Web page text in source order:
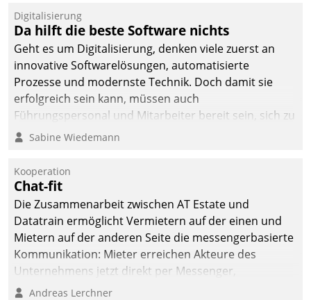
Digitalisierung
Da hilft die beste Software nichts
Geht es um Digitalisierung, denken viele zuerst an
innovative Softwarelösungen, automatisierte
Prozesse und modernste Technik. Doch damit sie
erfolgreich sein kann, müssen auch
Führungspersonal und Mitarbeiter bereit sein, sich zu
verändern und anzupassen, sonst werden sie an ihr
Sabine Wiedemann
Kooperation
Chat-fit
Die Zusammenarbeit zwischen AT Estate und
Datatrain ermöglicht Vermietern auf der einen und
Mietern auf der anderen Seite die messengerbasierte
Kommunikation: Mieter erreichen Akteure des
Unternehmens jetzt direkt per Messenger,
Mitarbeiter oder Dienstleister empfangen oder
Andreas Lerchner